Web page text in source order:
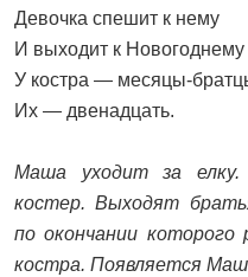
Девочка спешит к нему
И выходит к Новогоднему
У костра — месяцы-
Их — двенадцать.
Маша уходит за елку.
костер. Выходят
по окончании которого
костра. Появляется